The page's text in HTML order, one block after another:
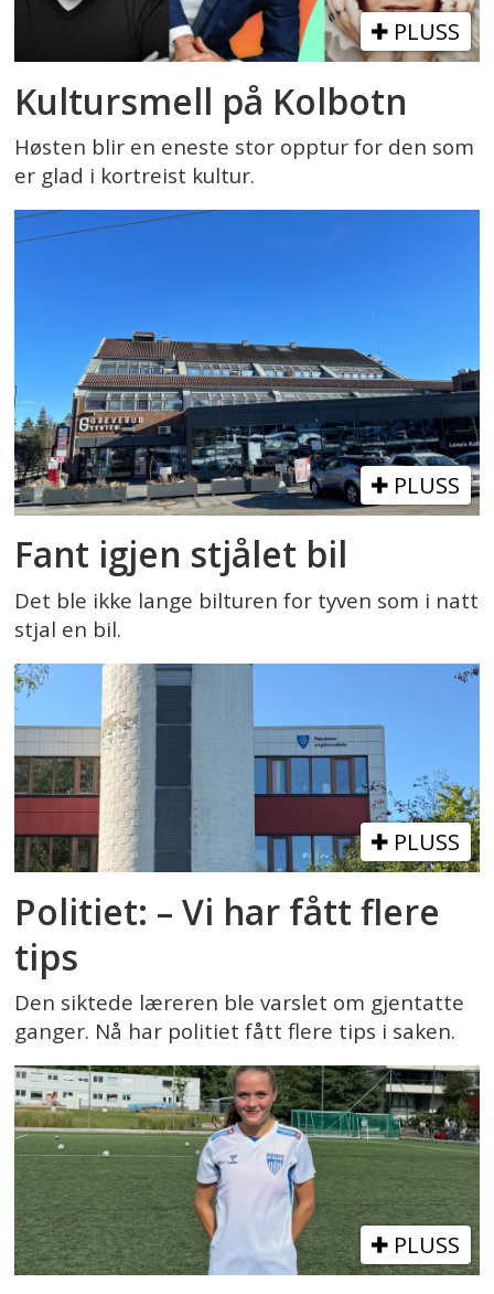
PLUSS
Kultursmell på Kolbotn
Høsten blir en eneste stor opptur for den som
er glad i kortreist kultur.
PLUSS
Fant igjen stjålet bil
Det ble ikke lange bilturen for tyven som i natt
stjal en bil.
PLUSS
Politiet: – Vi har fått flere
tips
Den siktede læreren ble varslet om gjentatte
ganger. Nå har politiet fått flere tips i saken.
PLUSS